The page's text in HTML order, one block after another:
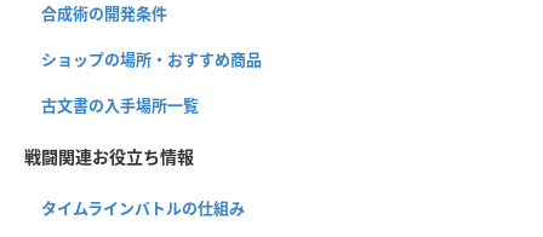
合成術の開発条件
ショップの場所・おすすめ商品
古文書の入手場所一覧
戦闘関連お役立ち情報
タイムラインバトルの仕組み